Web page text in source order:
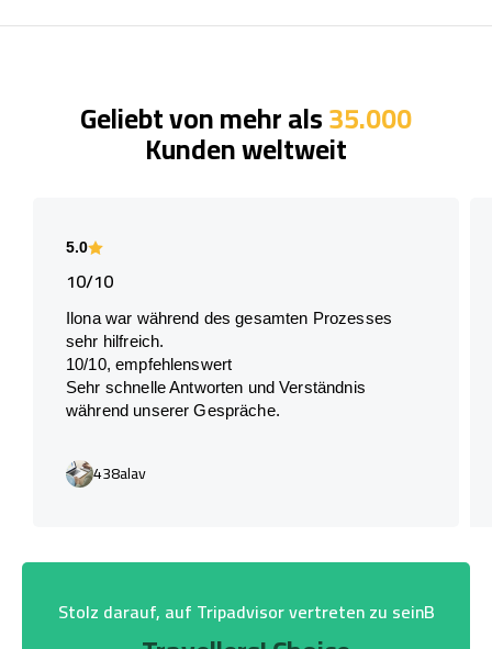
Geliebt von mehr als35.000
Kunden weltweit
5.0
10/10
Ilona war während des gesamten Prozesses
sehr hilfreich.
10/10, empfehlenswert
Sehr schnelle Antworten und Verständnis
während unserer Gespräche.
438alav
Stolz darauf, auf Tripadvisor vertreten zu seinB